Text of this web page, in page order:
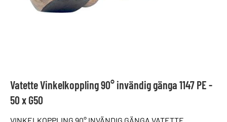
Vatette Vinkelkoppling 90° invändig gänga 1147 PE -
50 x G50